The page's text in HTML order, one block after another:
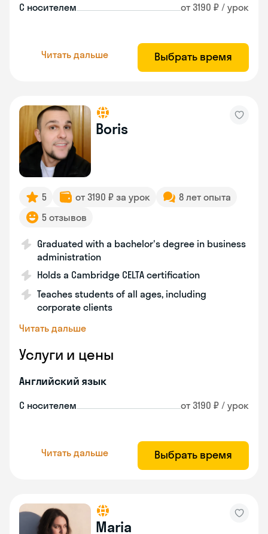
С носителем от 3190 ₽ / урок
Читать дальше Выбрать время
Boris
5 от 3190 ₽ за урок
8 лет опыта
5 отзывов
Graduated with a bachelor's degree in business
administration
Holds a Cambridge CELTA certification
Teaches students of all ages, including
corporate clients
Читать дальше
Услуги и цены
Английский язык
С носителем от 3190 ₽ / урок
Читать дальше Выбрать время
Maria